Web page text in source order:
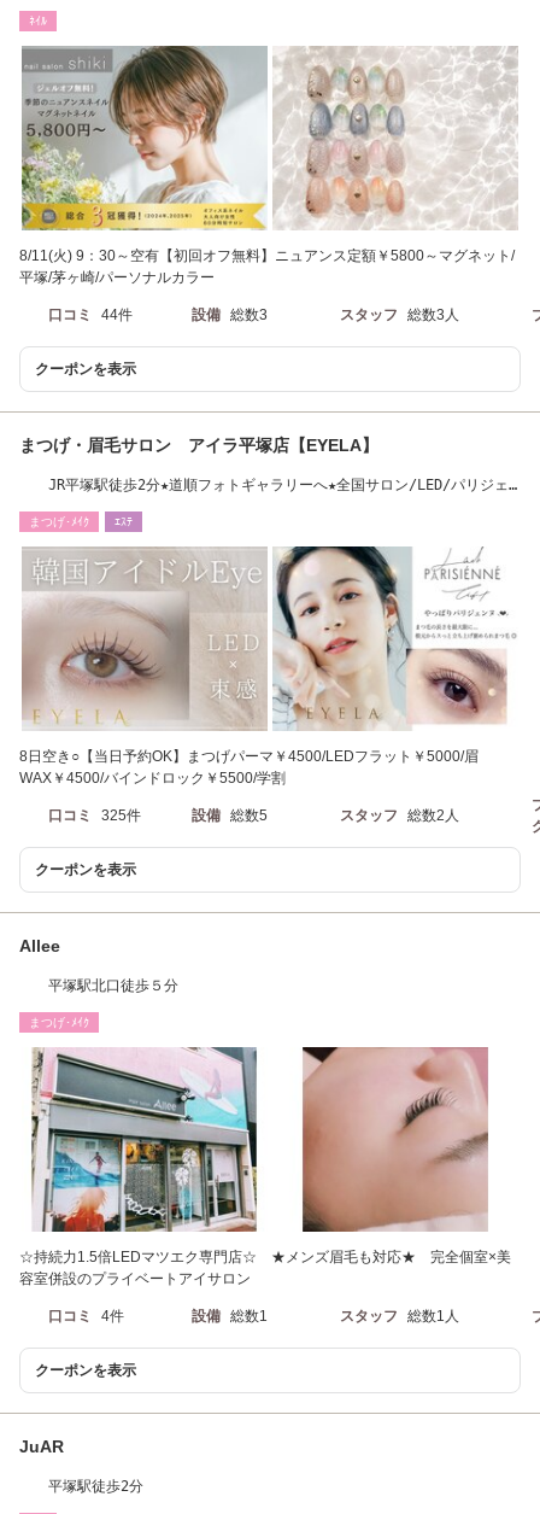
ﾈｲﾙ
8/11(火) 9：30～空有【初回オフ無料】ニュアンス定額￥5800～マグネット/
平塚/茅ヶ崎/パーソナルカラー
口コミ 44件 設備 総数3 スタッフ 総数3人
クーポンを表示
まつげ・眉毛サロン アイラ平塚店【EYELA】
JR平塚駅徒歩2分★道順フォトギャラリーへ★全国サロン/LED/パリジェ
まつげ･ﾒｲｸ ｴｽﾃ
8日空き○【当日予約OK】まつげパーマ￥4500/LEDフラット￥5000/眉
WAX￥4500/バインドロック￥5500/学割
口コミ 325件 設備 総数5 スタッフ 総数2人
クーポンを表示
Allee
平塚駅北口徒歩５分
まつげ･ﾒｲｸ
☆持続力1.5倍LEDマツエク専門店☆ ★メンズ眉毛も対応★ 完全個室×美
容室併設のプライベートアイサロン
口コミ 4件 設備 総数1 スタッフ 総数1人
クーポンを表示
JuAR
平塚駅徒歩2分